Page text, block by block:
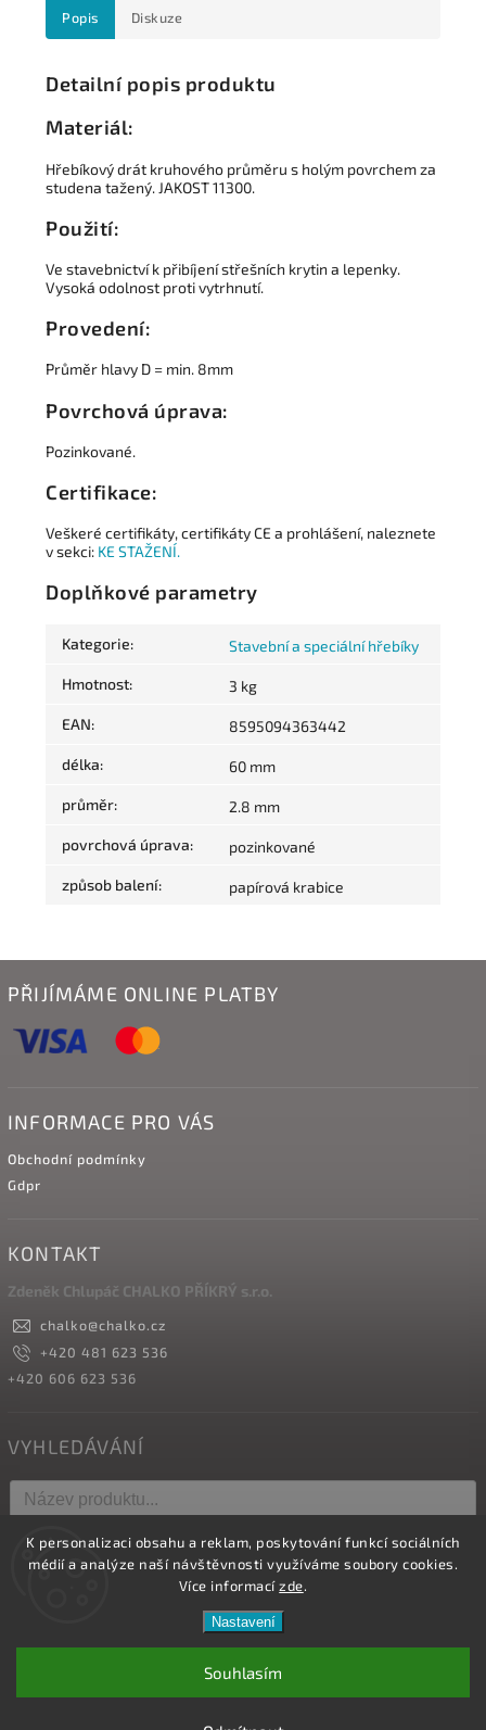
K personalizaci obsahu a reklam, poskytování funkcí sociálních
médií a analýze naší návštěvnosti využíváme soubory cookies.
Více informacízde.
Nastavení
Souhlasím
Popis Diskuze
Detailní popis produktu
Materiál:
Hřebíkový drát kruhového průměru s holým povrchem za
studena tažený. JAKOST 11300.
Použití:
Ve stavebnictví k přibíjení střešních krytin a lepenky.
Vysoká odolnost proti vytrhnutí.
Provedení:
Průměr hlavy D = min. 8mm
Povrchová úprava:
Pozinkované.
Certifikace:
Veškeré certifikáty, certifikáty CE a prohlášení, naleznete
v sekci: KE STAŽENÍ.
Doplňkové parametry
Kategorie: Stavební a speciální hřebíky
Hmotnost: 3 kg
EAN: 8595094363442
délka: 60 mm
průměr: 2.8 mm
povrchová úprava: pozinkované
způsob balení: papírová krabice
PŘIJÍMÁME ONLINE PLATBY
INFORMACE PRO VÁS
Obchodní podmínky
Gdpr
KONTAKT
Zdeněk Chlupáč CHALKO PŘÍKRÝ s.r.o.
chalko@chalko.cz
+420 481 623 536
+420 606 623 536
VYHLEDÁVÁNÍ
Hledat
Vyrábíme hřebíky. Všechna práva vyhrazena.